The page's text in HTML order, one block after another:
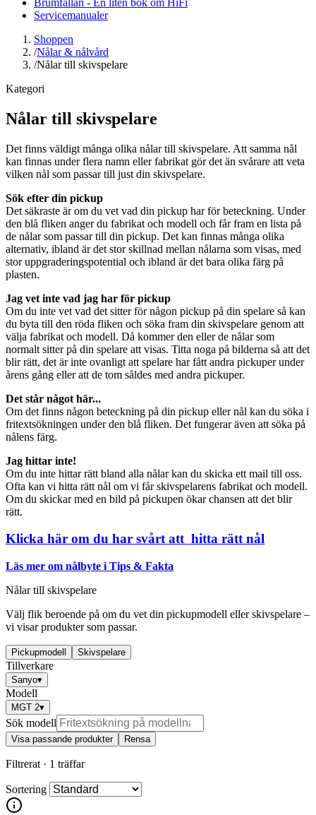
Servicemanualer
Shoppen
/Nålar & nålvård
/Nålar till skivspelare
Kategori
Nålar till skivspelare
Det finns väldigt många olika nålar till skivspelare. Att samma nål
kan finnas under flera namn eller fabrikat gör det än svårare att veta
vilken nål som passar till just din skivspelare.
Sök efter din pickup
Det säkraste är om du vet vad din pickup har för beteckning. Under
den blå fliken anger du fabrikat och modell och får fram en lista på
de nålar som passar till din pickup. Det kan finnas många olika
alternativ, ibland är det stor skillnad mellan nålarna som visas, med
stor uppgraderingspotential och ibland är det bara olika färg på
plasten.
Jag vet inte vad jag har för pickup
Om du inte vet vad det sitter för någon pickup på din spelare så kan
du byta till den röda fliken och söka fram din skivspelare genom att
välja fabrikat och modell. Då kommer den eller de nålar som
normalt sitter på din spelare att visas. Titta noga på bilderna så att det
blir rätt, det är inte ovanligt att spelare har fått andra pickuper under
årens gång eller att de tom såldes med andra pickuper.
Det står något här...
Om det finns någon beteckning på din pickup eller nål kan du söka i
fritextsökningen under den blå fliken. Det fungerar även att söka på
nålens färg.
Jag hittar inte!
Om du inte hittar rätt bland alla nålar kan du skicka ett mail till oss.
Ofta kan vi hitta rätt nål om vi får skivspelarens fabrikat och modell.
Om du skickar med en bild på pickupen ökar chansen att det blir
rätt.
Klicka här om du har svårt att hitta rätt nål
Läs mer om nålbyte i Tips & Fakta
Nålar till skivspelare
Välj flik beroende på om du vet din pickupmodell eller skivspelare –
vi visar produkter som passar.
Pickupmodell Skivspelare
Tillverkare
Sanyo▾
Modell
MGT 2▾
Sök modell
Visa passande produkter Rensa
Filtrerat · 1 träffar
Sortering